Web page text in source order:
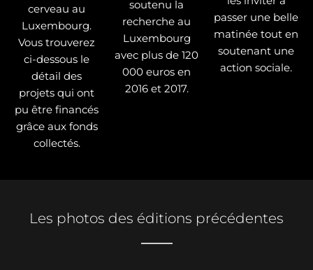
cerveau au
Luxembourg.
Vous trouverez
ci-dessous le
détail des
projets qui ont
pu être financés
grâce aux fonds
collectés.
soutenu la
recherche au
Luxembourg
avec plus de 120
000 euros en
2016 et 2017.
passer une belle
matinée tout en
soutenant une
action sociale.
Les photos des éditions précédentes